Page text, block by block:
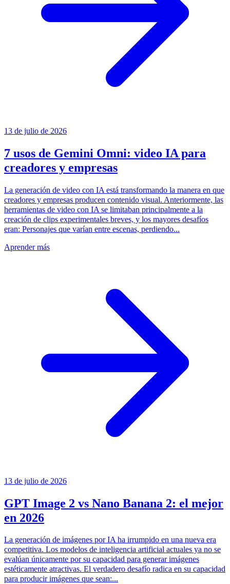
13 de julio de 2026
7 usos de Gemini Omni: video IA para
creadores y empresas
La generación de video con IA está transformando la manera en que
creadores y empresas producen contenido visual. Anteriormente, las
herramientas de video con IA se limitaban principalmente a la
creación de clips experimentales breves, y los mayores desafíos
eran: Personajes que varían entre escenas, perdiendo...
Aprender más
13 de julio de 2026
GPT Image 2 vs Nano Banana 2: el mejor
en 2026
La generación de imágenes por IA ha irrumpido en una nueva era
competitiva. Los modelos de inteligencia artificial actuales ya no se
evalúan únicamente por su capacidad para generar imágenes
estéticamente atractivas. El verdadero desafío radica en su capacidad
para producir imágenes que sean:...